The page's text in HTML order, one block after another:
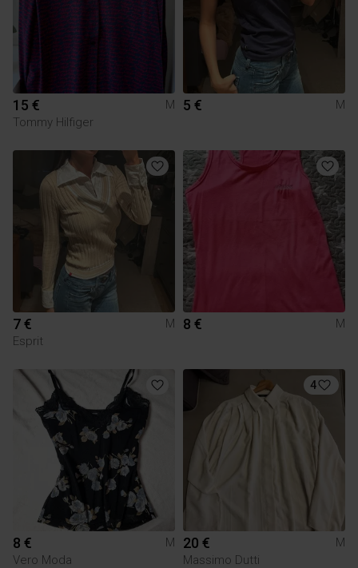
15 €
M
Tommy Hilfiger
5 € M
7 €
M
Esprit
8 € M
8 €
M
Vero Moda
4
20 €
M
Massimo Dutti